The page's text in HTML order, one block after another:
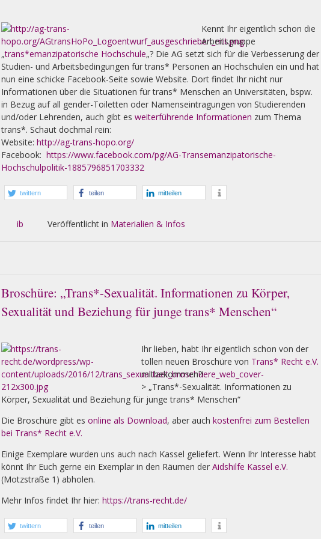
Kennt Ihr eigentlich schon die
Arbeitsgruppe
„trans*emanzipatorische Hochschule„? Die AG setzt sich für die Verbesserung der
Studien- und Arbeitsbedingungen für trans* Personen an Hochschulen ein und hat
nun eine schicke Facebook-Seite sowie Website. Dort findet Ihr nicht nur
Informationen über die Situationen für trans* Menschen an Universitäten, bspw.
in Bezug auf all gender-Toiletten oder Namenseintragungen von Studierenden
und/oder Lehrenden, auch gibt es weiterführende Informationen zum Thema
trans*. Schaut dochmal rein:
Website: http://ag-trans-hopo.org/
Facebook: https://www.facebook.com/pg/AG-Transemanzipatorische-
Hochschulpolitik-1885796851703332
twittern teilen mitteilen
ib Veröffentlicht in Materialien & Infos
Broschüre: „Trans*-Sexualität. Informationen zu Körper,
Sexualität und Beziehung für junge trans* Menschen“
Ihr lieben, habt Ihr eigentlich schon von der
tollen neuen Broschüre von Trans* Recht e.V.
mitbekommen?!
> „Trans*-Sexualität. Informationen zu
Körper, Sexualität und Beziehung für junge trans* Menschen“
Die Broschüre gibt es online als Download, aber auch kostenfrei zum Bestellen
bei Trans* Recht e.V.
Einige Exemplare wurden uns auch nach Kassel geliefert. Wenn Ihr Interesse habt
könnt Ihr Euch gerne ein Exemplar in den Räumen der Aidshilfe Kassel e.V.
(Motzstraße 1) abholen.
Mehr Infos findet Ihr hier: https://trans-recht.de/
twittern teilen mitteilen